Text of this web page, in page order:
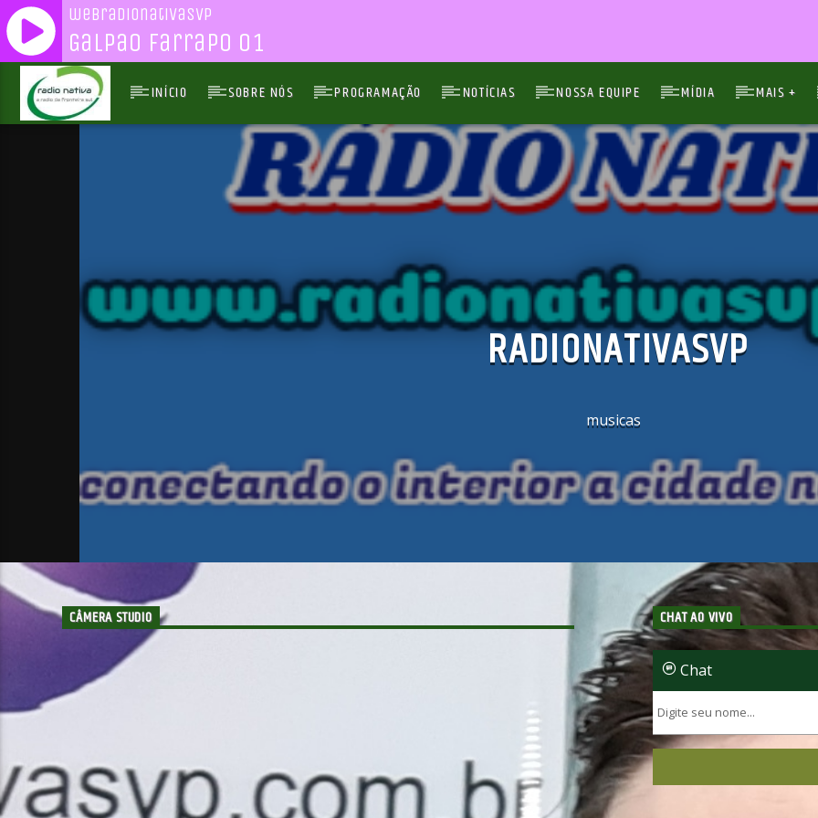
webradionativasvp
Galpao Farrapo 01